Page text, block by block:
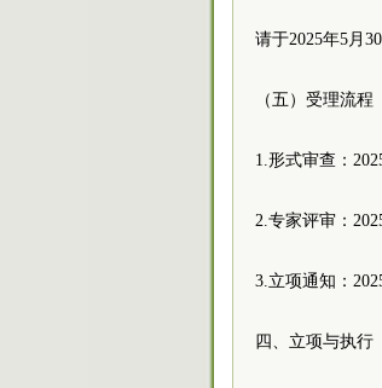
请于2025年5月
（五）受理流程
1.形式审查：
2.专家评审：
3.立项通知：
四、立项与执行